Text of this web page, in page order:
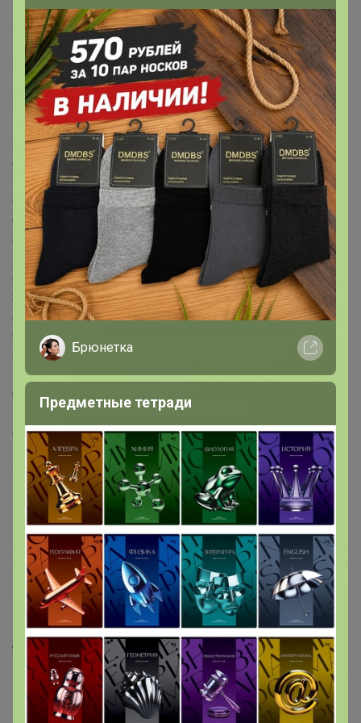
5 рублей:
1. 5 рублей 2014 70 лет Победы, Пражская операция,
ММД
2. 5 рублей 2014 70 лет Победы, Берлинская операция,
ММД
3. 5 рублей 2014 70 лет Победы, Венская операция,
ММД
4. 5 рублей 2014 70 лет Победы, Восточно-Прусская
операция, ММД
5. 5 рублей 2014 70 лет Победы, Висло-Одерская
операция, ММД
6. 5 рублей 2014 70 лет Победы, Будапештская
операция, ММД
7. 5 рублей 2014 70 лет Победы, Операция по
освобождению Карелии и Заполярья, ММД
8. 5 рублей 2014 70 лет Победы, Прибалтийская
операция, ММД
9. 5 рублей 2014 70 лет Победы, Ясско-Кишинёвская
операция, ММД
10. 5 рублей 2014 70 лет Победы, Львовско-
Сандомирская операция, ММД
11. 5 рублей 2014 70 лет Победы, Белорусская
операция, ММД
12. 5 рублей 2014 70 лет Победы, Битва за Ленинград,
ММД
13. 5 рублей 2014 70 лет Победы, Днепровско-
Карпатская операция, ММД
14. 5 рублей 2014 70 лет Победы, Битва за Днепр,
ММД
15. 5 рублей 2014 70 лет Победы, Курская битва, ММД
16. 5 рублей 2014 70 лет Победы, Битва за Кавказ,
ММД
17.5 рублей 2014 70 лет Победы, Сталинградская
битва, ММД
18. 5 рублей 2014 70 лет Победы, Битва под Москвой,
ММД
Всего 21 монета + 3 свободные ячейки диаметром для
Брюнетка
Предметные тетради